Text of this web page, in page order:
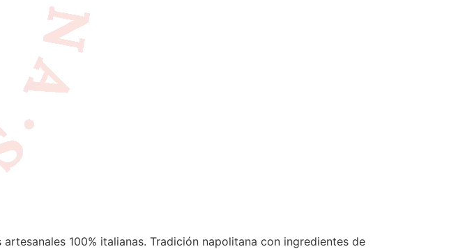
100% italianas. Tradición napolitana con ingredientes de